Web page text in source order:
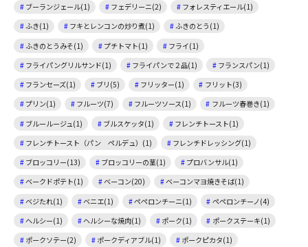
ブーランジェール(1)
フェデリーニ(2)
フォレスティエール(1)
ふき(1)
フキとレンコンの炒り煮(1)
ふきのとう(1)
ふきのとうみそ(1)
プチトマト(1)
フライ(1)
フライパングリルサンド(1)
フライパンで２品(1)
フランスパン(1)
フランセーズ(1)
ブリ(5) フリッター(1)
フリット(3)
プリン(1)
フルーツ(7) フルーツソース(1)
フルーツ春巻き(1)
ブルールージュ(1)
ブルスケッタ(1)
フレンチトースト(1)
フレンチトースト（パン ペルデュ）(1)
フレンチドレッシング(1)
ブロッコリー(13)
ブロッコリーの茎(1)
プロバンサル(1)
ベークドポテト(1)
ベーコン(20)
ベーコンマヨ焼きそば(1)
ベジたれ(1)
ベニエ(1) ペペロンチーニ(1)
ペペロンチーノ(4)
ヘルシー(1)
ヘルシーな焼肉(1) ポーク(1)
ポークステーキ(1)
ポークソテー(2)
ポークディアブル(1)
ポークピカタ(1)